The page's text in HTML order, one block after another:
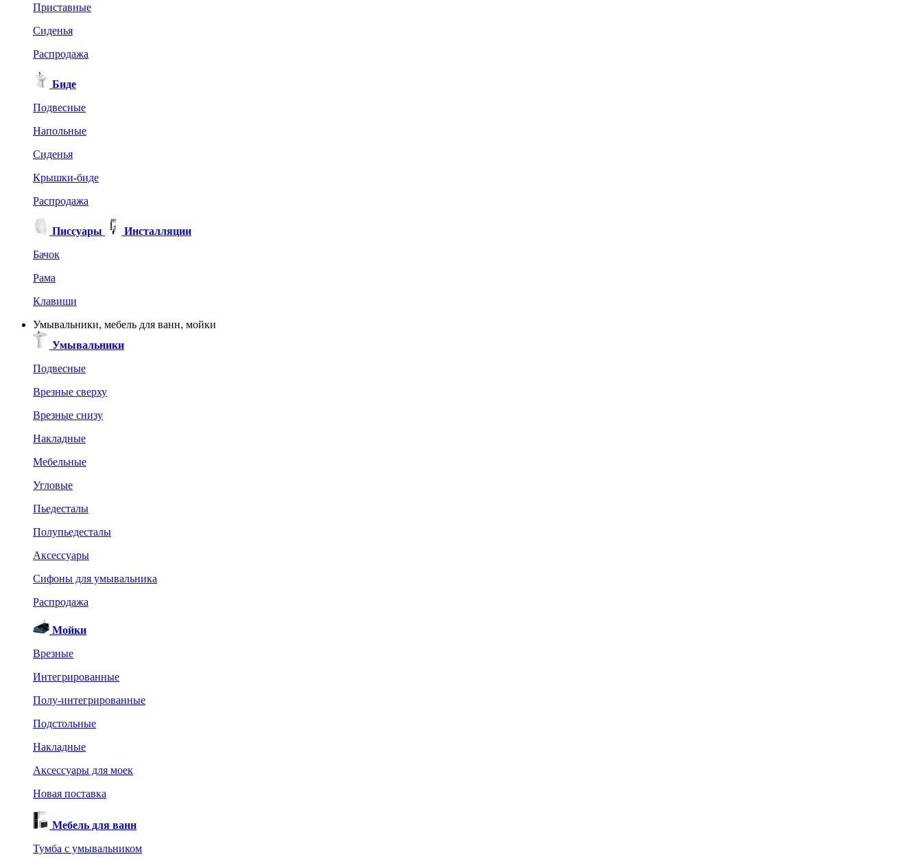
Приставные
Сиденья
Распродажа
Биде
Подвесные
Напольные
Сиденья
Крышки-биде
Распродажа
Писсуары
Инсталляции
Бачок
Рама
Клавиши
Умывальники, мебель для ванн, мойки
Умывальники
Подвесные
Врезные сверху
Врезные снизу
Накладные
Мебельные
Угловые
Пьедесталы
Полупьедесталы
Аксессуары
Сифоны для умывальника
Распродажа
Мойки
Врезные
Интегрированные
Полу-интегрированные
Подстольные
Накладные
Аксессуары для моек
Новая поставка
Мебель для ванн
Тумба с умывальником